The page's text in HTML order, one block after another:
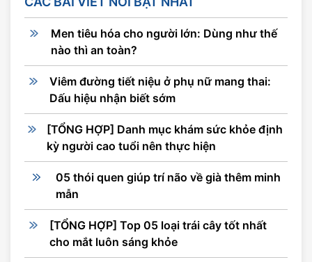
Men tiêu hóa cho người lớn: Dùng như thế
nào thì an toàn?
Viêm đường tiết niệu ở phụ nữ mang thai:
Dấu hiệu nhận biết sớm
[TỔNG HỢP] Danh mục khám sức khỏe định
kỳ người cao tuổi nên thực hiện
05 thói quen giúp trí não về già thêm minh
mẫn
[TỔNG HỢP] Top 05 loại trái cây tốt nhất
cho mắt luôn sáng khỏe